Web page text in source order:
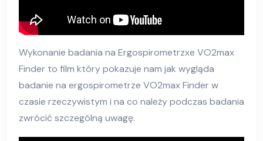
Wykonanie badania na Ergospirometrzxe VO2max
Finder to film który pokazuje nam jak wygląda
badanie na ergospirometrze VO2max Finder w
czasie rzeczywistym i na co należy podczas badania
zwrócić szczególną uwagę.